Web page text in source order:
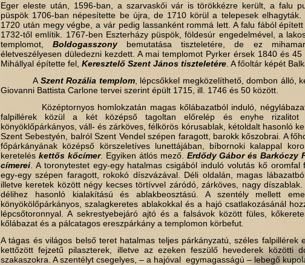
Eger eleste után, 1596-ban, a szarvaskői vár is törökkézre került, a falu
püspök 1706-ban népesítette be újra, de 1710 körül a telepesek elhagyták.
1720 után megy végbe, a vár pedig lassanként rommá lett. A falu fából épített
1732-től említik. 1767-ben Eszterházy püspök, földesúr engedelmével, a
templomot,Boldogasszony bemutatása tiszteletére, de ez
életveszélyesen düledezni kezdett. A mai templomot Pyrker érsek 1840 és
Mihállyal építette fel, Keresztelő Szent János tiszteletére . A főoltár képét
A Szent Rozália templom, lépcsőkkel megközelíthető, dombon álló,
Giovanni Battista Carlone tervei szerint épült 1715, ill. 1746 és 50 között.
Középtornyos homlokzatán magas kőlábazatból induló,
falpillérek közül a két középső tagoltan előrelép és enyhe
könyöklőpárkányos, váll- és zárköves, félkörös kórusablak, kétoldalt hasonló
Szent Sebestyén, balról Szent Vendel szépen faragott, barokk kőszobrai. A
főpárkányának középső körszeletíves lunettájában, bíbornoki kalappal
keretelés kettős kőcímer. Egyiken átlós mező. Erdődy Gábor és Barkóczy
címerei . A toronytestet egy-egy hatalmas csigából induló volutás kő oromfal
egy-egy szépen faragott, rokokó díszvázával. Déli oldalán, magas
illetve keretek között négy kecses törtívvel záródó, zárköves, nagy
délihez hasonló kialakítású és ablakbeosztású. A szentély mellett
könyökölőpárkányos, szalagkeretes ablakokkal és a hajó csatlakozásánál
lépcsőtoronnyal. A sekrestyebejáró ajtó és a falsávok között füles,
kőlábazat és a pálcatagos ereszpárkány a templomon körbefut.
A tágas és világos belső teret hatalmas teljes párkányzatú, széles falpillérek
kettőzött fejzetű pilaszterek, illetve az ezeken feszülő hevederek közötti
szakaszokra. A szentélyt csegelyes, – a hajóval egymagasságú – lebegő